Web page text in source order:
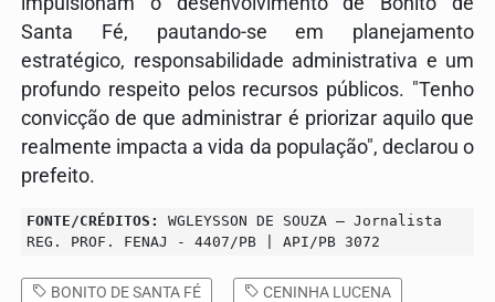
Santa Fé, pautando-se em planejamento
estratégico, responsabilidade administrativa e um
profundo respeito pelos recursos públicos. "Tenho
convicção de que administrar é priorizar aquilo que
realmente impacta a vida da população", declarou o
prefeito.
FONTE/CRÉDITOS:
WGLEYSSON DE SOUZA – Jornalista
REG. PROF. FENAJ - 4407/PB | API/PB 3072
BONITO DE SANTA FÉ CENINHA LUCENA